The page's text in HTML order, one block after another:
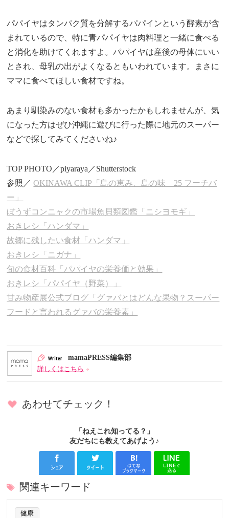
パパイヤはタンパク質を分解するパパインという酵素が含
まれているので、特に青パパイヤは肉料理と一緒に食べる
と消化を助けてくれますよ。パパイヤは産後の母体にいい
とされ、母乳の出がよくなるともいわれています。まさに
ママに食べてほしい食材ですね。
あまり馴染みのない食材も多かったかもしれませんが、気
になった方はぜひ沖縄に遊びに行った際に地元のスーパー
などで探してみてくださいね♪
TOP PHOTO／piyaraya／Shutterstock
参照／OKINAWA CLIP「島の恵み、島の味 25 フーチバ
ー」
ぼうずコンニャクの市場魚貝類図鑑「ニシヨモギ」
おきレシ「ハンダマ」
故郷に残したい食材「ハンダマ」
おきレシ「ニガナ」
旬の食材百科「パパイヤの栄養価と効果」
おきレシ「パパイヤ（野菜）」
甘み物産展公式ブログ「グァバとはどんな果物？スーパー
フードと言われるグァバの栄養素」
mamaPRESS編集部
詳しくはこちら
あわせてチェック！
「ねえこれ知ってる？」
友だちにも教えてあげよう♪
関連キーワード
健康